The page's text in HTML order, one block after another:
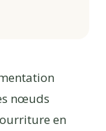
nœuds
en